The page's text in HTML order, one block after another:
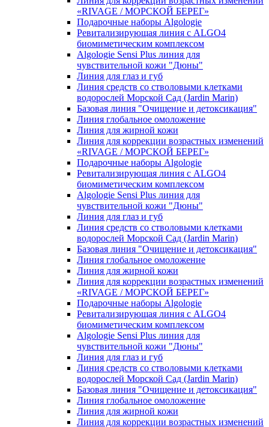
«RIVAGE / МОРСКОЙ БЕРЕГ»
Подарочные наборы Algologie
Ревитализирующая линия с ALGO4
биомиметическим комплексом
Algologie Sensi Plus линия для
чувcтвительной кожи "Дюны"
Линия для глаз и губ
Линия средств со стволовыми клетками
водорослей Морской Сад (Jardin Marin)
Базовая линия "Очищение и детоксикация"
Линия глобальное омоложение
Линия для жирной кожи
Линия для коррекции возрастных изменений
«RIVAGE / МОРСКОЙ БЕРЕГ»
Подарочные наборы Algologie
Ревитализирующая линия с ALGO4
биомиметическим комплексом
Algologie Sensi Plus линия для
чувcтвительной кожи "Дюны"
Линия для глаз и губ
Линия средств со стволовыми клетками
водорослей Морской Сад (Jardin Marin)
Базовая линия "Очищение и детоксикация"
Линия глобальное омоложение
Линия для жирной кожи
Линия для коррекции возрастных изменений
«RIVAGE / МОРСКОЙ БЕРЕГ»
Подарочные наборы Algologie
Ревитализирующая линия с ALGO4
биомиметическим комплексом
Algologie Sensi Plus линия для
чувcтвительной кожи "Дюны"
Линия для глаз и губ
Линия средств со стволовыми клетками
водорослей Морской Сад (Jardin Marin)
Базовая линия "Очищение и детоксикация"
Линия глобальное омоложение
Линия для жирной кожи
Линия для коррекции возрастных изменений